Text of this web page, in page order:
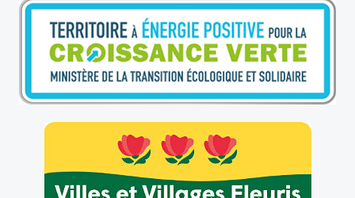
L'association des anciens combattants
L'association des anciens sapeurs-pompiers volontaires
Village sportif
L'US Crequy Fressin
La société de chasse
La société de pêche